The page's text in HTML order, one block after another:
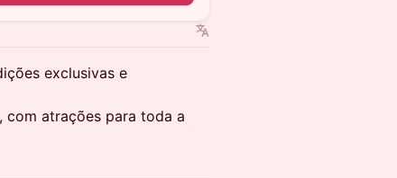
exclusivas e
com atrações para toda a